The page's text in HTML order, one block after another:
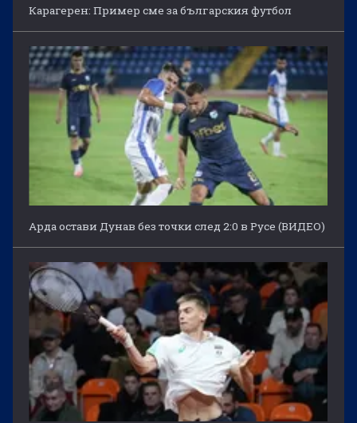
Карагерен: Пример сме за българския футбол
Арда остави Дунав без точки след 2:0 в Русе (ВИДЕО)